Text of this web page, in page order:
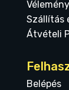
Szállítás
Átvételi
Belépés